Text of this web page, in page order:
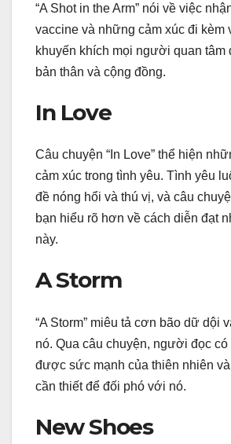
“A Shot in the Arm” nói về việc
vaccine và những cảm xúc đi kèm
khuyến khích mọi người quan tâm
bản thân và cộng đồng.
In Love
Câu chuyện “In Love” thể hiện
cảm xúc trong tình yêu. Tình yêu
đề nóng hổi và thú vị, và câu
bạn hiểu rõ hơn về cách diễn đạt
này.
A Storm
“A Storm” miêu tả cơn bão dữ dội
nó. Qua câu chuyện, người đọc có
được sức mạnh của thiên nhiên
cần thiết để đối phó với nó.
New Shoes